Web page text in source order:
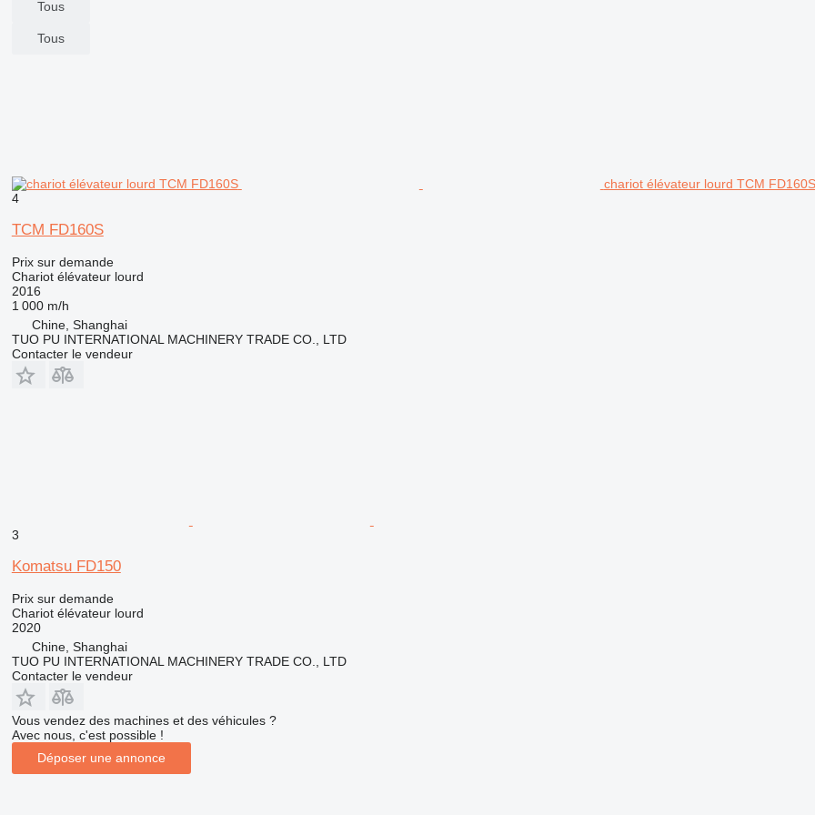
Tous
Tous
chariot élévateur lourd TCM FD160S
4
TCM FD160S
Prix sur demande
Chariot élévateur lourd
2016
1 000 m/h
Chine, Shanghai
TUO PU INTERNATIONAL MACHINERY TRADE CO., LTD
Contacter le vendeur
3
Komatsu FD150
Prix sur demande
Chariot élévateur lourd
2020
Chine, Shanghai
TUO PU INTERNATIONAL MACHINERY TRADE CO., LTD
Contacter le vendeur
Vous vendez des machines et des véhicules ?
Avec nous, c'est possible !
Déposer une annonce